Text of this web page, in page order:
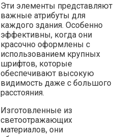
Эти элементы представляют
важные атрибуты для
каждого здания. Особенно
эффективны, когда они
красочно оформлены с
использованием крупных
шрифтов, которые
обеспечивают высокую
видимость даже с большого
расстояния.
Изготовленные из
светоотражающих
материалов, они